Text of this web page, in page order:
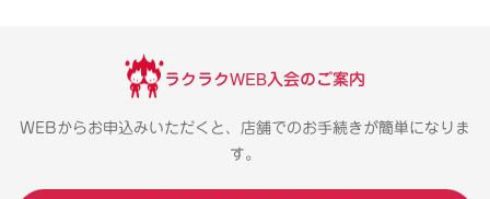
ラクラクWEB入会のご案内
WEBからお申込みいただくと、店舗でのお手続きが簡単になりま
す。